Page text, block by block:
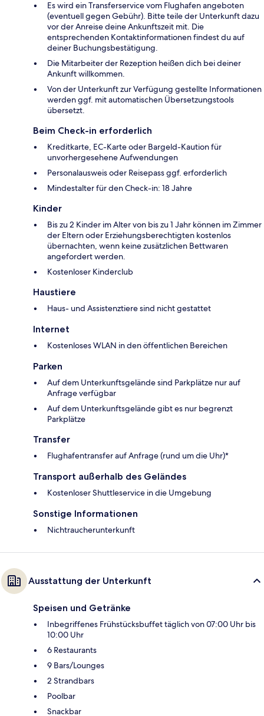
Es wird ein Transferservice vom Flughafen angeboten
(eventuell gegen Gebühr). Bitte teile der Unterkunft dazu
vor der Anreise deine Ankunftszeit mit. Die
entsprechenden Kontaktinformationen findest du auf
deiner Buchungsbestätigung.
Die Mitarbeiter der Rezeption heißen dich bei deiner
Ankunft willkommen.
Von der Unterkunft zur Verfügung gestellte Informationen
werden ggf. mit automatischen Übersetzungstools
übersetzt.
Beim Check-in erforderlich
Kreditkarte, EC-Karte oder Bargeld-Kaution für
unvorhergesehene Aufwendungen
Personalausweis oder Reisepass ggf. erforderlich
Mindestalter für den Check-in: 18 Jahre
Kinder
Bis zu 2 Kinder im Alter von bis zu 1 Jahr können im Zimmer
der Eltern oder Erziehungsberechtigten kostenlos
übernachten, wenn keine zusätzlichen Bettwaren
angefordert werden.
Kostenloser Kinderclub
Haustiere
Haus- und Assistenztiere sind nicht gestattet
Internet
Kostenloses WLAN in den öffentlichen Bereichen
Parken
Auf dem Unterkunftsgelände sind Parkplätze nur auf
Anfrage verfügbar
Auf dem Unterkunftsgelände gibt es nur begrenzt
Parkplätze
Transfer
Flughafentransfer auf Anfrage (rund um die Uhr)*
Transport außerhalb des Geländes
Kostenloser Shuttleservice in die Umgebung
Sonstige Informationen
Nichtraucherunterkunft
Ausstattung der Unterkunft
Speisen und Getränke
Inbegriffenes Frühstücksbuffet täglich von 07:00 Uhr bis
10:00 Uhr
6 Restaurants
9 Bars/Lounges
2 Strandbars
Poolbar
Snackbar